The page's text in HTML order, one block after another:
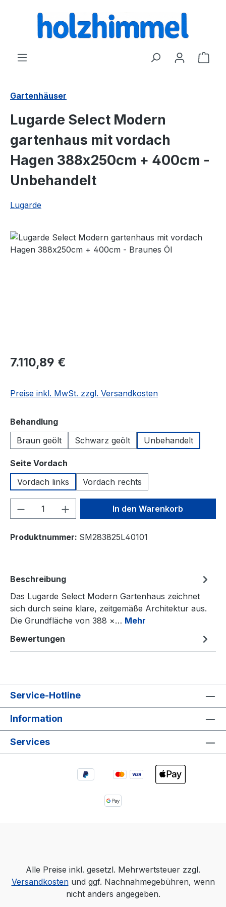
springen
Gartenhäuser
Lugarde Select Modern
gartenhaus mit vordach
Hagen 388x250cm + 400cm -
Unbehandelt
Lugarde
Bildergalerie überspringen
7.110,89 €
Preise inkl. MwSt. zzgl. Versandkosten
Behandlungauswählen
Braun geölt
Schwarz geölt Unbehandelt
Seite Vordach
Vordach links
Vordach rechts
Produkt Anzahl: Gib denIn den Warenkorb
Produktnummer: SM283825L40101
Beschreibung
Das Lugarde Select Modern Gartenhaus zeichnet
sich durch seine klare, zeitgemäße Architektur aus.
Die Grundfläche von 388 ×… Mehr
Bewertungen
Service-Hotline
Information
Services
Alle Preise inkl. gesetzl. Mehrwertsteuer zzgl.
Versandkostenund ggf. Nachnahmegebühren, wenn
nicht anders angegeben.